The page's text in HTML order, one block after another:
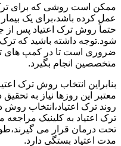
ممکن است روشی که برای ترک
عمل کرده باشد،برای یک
حتماً روش ترک اعتیاد پس
شود.توجه داشته باشید که
ضروری است تا در کمپ های
متخصصین انجام بگیرد.
بنابراین انتخاب روش ترک
معتبر این روزها نیاز به
روند ترک اعتیاد،انتخاب روش
ترک اعتیاد به کلینیک
تحت درمان قرار می
مدت اعتیاد بستگی دارد.